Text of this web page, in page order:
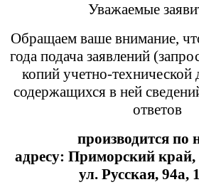
Уважаемые
Обращаем ваше внимание,
года подача заявлений
копий учетно-технической
содержащихся в ней
ответов
производится по
адресу: Приморский край,
ул. Русская, 94а,